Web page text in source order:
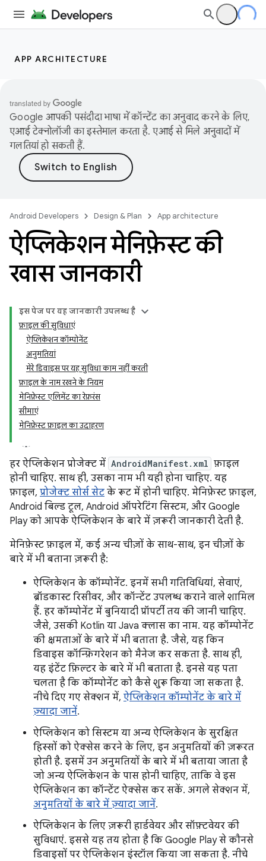
APP ARCHITECTURE
Google आपकी पसंदीदा भाषा में कॉन्टेंट का अनुवाद करने के लिए,
एआई टेक्नोलॉजी का इस्तेमाल करता है. एआई से मिले अनुवादों में
गलतियां हो सकती हैं.
Android Developers Design & Plan App architecture
ऐप्लिकेशन मेनिफ़ेस्ट की
खास जानकारी
इस पेज पर, यह जानकारी उपलब्ध है
फ़ाइल की सुविधाएं
ऐप्लिकेशन कॉम्पोनेंट
अनुमतियां
मेरे डिवाइस पर यह सुविधा काम नहीं करती
फ़ाइल के नाम रखने के नियम
मेनिफ़ेस्ट एलिमेंट का रेफ़रंस
सीमाएं
मेनिफ़ेस्ट फ़ाइल का उदाहरण
हर ऐप्लिकेशन प्रोजेक्ट में AndroidManifest.xml फ़ाइल
होनी चाहिए. साथ ही, उसका नाम भी यही होना चाहिए. यह
फ़ाइल, प्रोजेक्ट सोर्स सेट के रूट में होनी चाहिए. मेनिफ़ेस्ट फ़ाइल,
Android बिल्ड टूल, Android ऑपरेटिंग सिस्टम, और Google
Play को आपके ऐप्लिकेशन के बारे में ज़रूरी जानकारी देती है.
मेनिफ़ेस्ट फ़ाइल में, कई अन्य चीज़ों के साथ-साथ, इन चीज़ों के
बारे में भी बताना ज़रूरी है:
ऐप्लिकेशन के कॉम्पोनेंट. इनमें सभी गतिविधियां, सेवाएं,
ब्रॉडकास्ट रिसीवर, और कॉन्टेंट उपलब्ध कराने वाले शामिल
हैं. हर कॉम्पोनेंट में बुनियादी प्रॉपर्टी तय की जानी चाहिए.
जैसे, उसकी Kotlin या Java क्लास का नाम. यह कॉम्पोनेंट
की क्षमताओं के बारे में भी बताता है. जैसे, यह किन
डिवाइस कॉन्फ़िगरेशन को मैनेज कर सकता है. साथ ही,
यह इंटेंट फ़िल्टर के बारे में भी बताता है. इनसे यह पता
चलता है कि कॉम्पोनेंट को कैसे शुरू किया जा सकता है.
नीचे दिए गए सेक्शन में, ऐप्लिकेशन कॉम्पोनेंट के बारे में
ज़्यादा जानें.
ऐप्लिकेशन को सिस्टम या अन्य ऐप्लिकेशन के सुरक्षित
हिस्सों को ऐक्सेस करने के लिए, इन अनुमतियों की ज़रूरत
होती है. इसमें उन अनुमतियों के बारे में भी बताया जाता है
जो अन्य ऐप्लिकेशन के पास होनी चाहिए, ताकि वे इस
ऐप्लिकेशन का कॉन्टेंट ऐक्सेस कर सकें. अगले सेक्शन में,
अनुमतियों के बारे में ज़्यादा जानें.
ऐप्लिकेशन के लिए ज़रूरी हार्डवेयर और सॉफ़्टवेयर की
सुविधाएं. इससे यह तय होता है कि Google Play से कौनसे
डिवाइसों पर ऐप्लिकेशन इंस्टॉल किया जा सकता है. नीचे